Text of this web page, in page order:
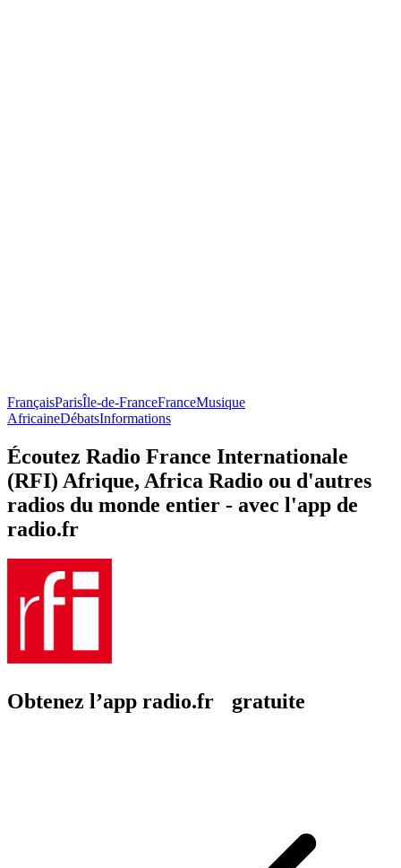
FrançaisParisÎle-de-FranceFranceMusique
AfricaineDébatsInformations
Écoutez Radio France Internationale
(RFI) Afrique, Africa Radio ou d'autres
radios du monde entier - avec l'app de
radio.fr
Obtenez l’app radio.fr gratuite